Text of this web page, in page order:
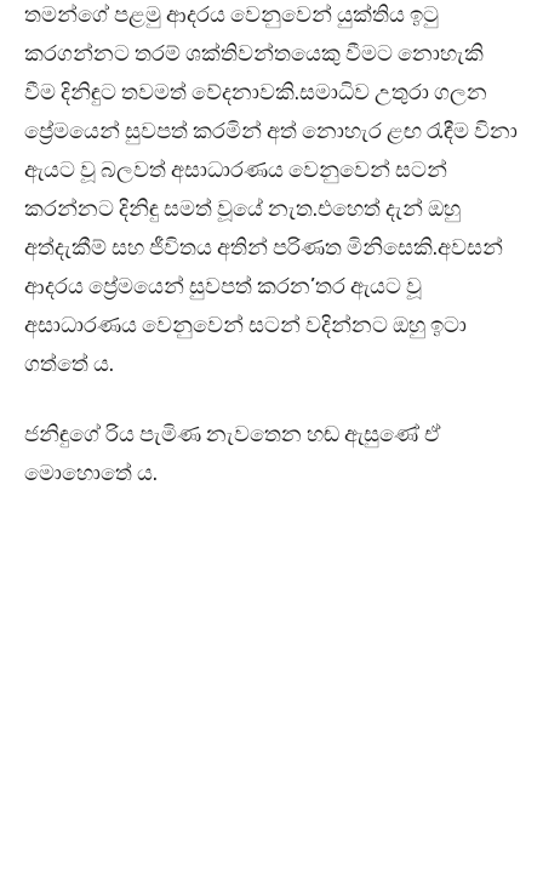
තමන්ගේ පළමු ආදරය වෙනුවෙන් යුක්තිය ඉටු
කරගන්නට තරම් ශක්තිවන්තයෙකු වීමට නොහැකි
වීම දිනිඳුට තවමත් වේදනාවකි.සමාධිව උතුරා ගලන
ප්‍රේමයෙන් සුවපත් කරමින් අත් නොහැර ළඟ රැඳීම විනා
ඇයට වූ බලවත් අසාධාරණය වෙනුවෙන් සටන්
කරන්නට දිනිඳු සමත් වූයේ නැත.එහෙත් දැන් ඔහු
අත්දැකීම් සහ ජීවිතය අතින් පරිණත මිනිසෙකි.අවසන්
ආදරය ප්‍රේමයෙන් සුවපත් කරන’තර ඇයට වූ
අසාධාරණය වෙනුවෙන් සටන් වදින්නට ඔහු ඉටා
ගත්තේ ය.
ජනිඳුගේ රිය පැමිණ නැවතෙන හඬ ඇසුණේ ඒ
මොහොතේ ය.